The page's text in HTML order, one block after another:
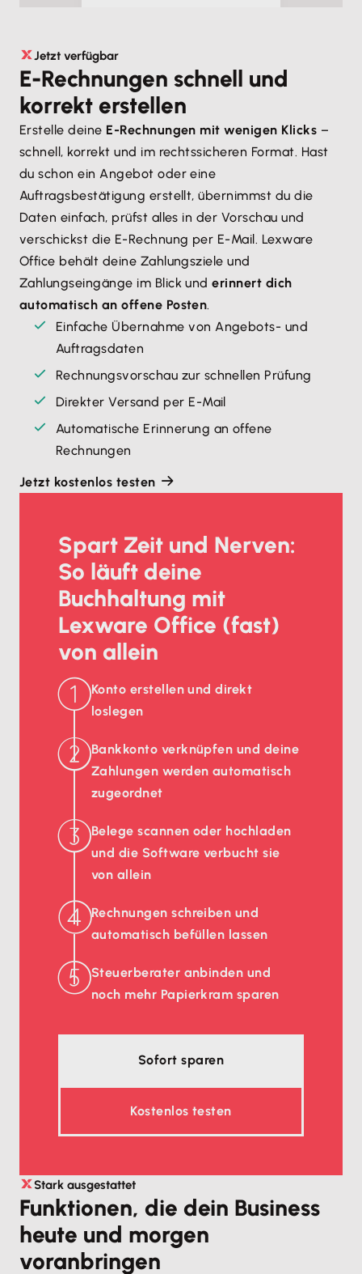
Jetzt verfügbar
E-Rechnungen schnell und
korrekt erstellen
Erstelle deine E-Rechnungen mit wenigen Klicks –
schnell, korrekt und im rechtssicheren Format. Hast
du schon ein Angebot oder eine
Auftragsbestätigung erstellt, übernimmst du die
Daten einfach, prüfst alles in der Vorschau und
verschickst die E-Rechnung per E-Mail. Lexware
Office behält deine Zahlungsziele und
Zahlungseingänge im Blick underinnert dich
automatisch an offene Posten.
Einfache Übernahme von Angebots- und
Auftragsdaten
Rechnungsvorschau zur schnellen Prüfung
Direkter Versand per E-Mail
Automatische Erinnerung an offene
Rechnungen
Jetzt kostenlos testen
Spart Zeit und Nerven:
So läuft deine
Buchhaltung mit
Lexware Office (fast)
von allein
Konto erstellen und direkt
loslegen
Bankkonto verknüpfen und deine
Zahlungen werden automatisch
zugeordnet
Belege scannen oder hochladen
und die Software verbucht sie
von allein
Rechnungen schreiben und
automatisch befüllen lassen
Steuerberater anbinden und
noch mehr Papierkram sparen
Sofort sparen
Kostenlos testen
Stark ausgestattet
Funktionen, die dein Business
heute und morgen
voranbringen